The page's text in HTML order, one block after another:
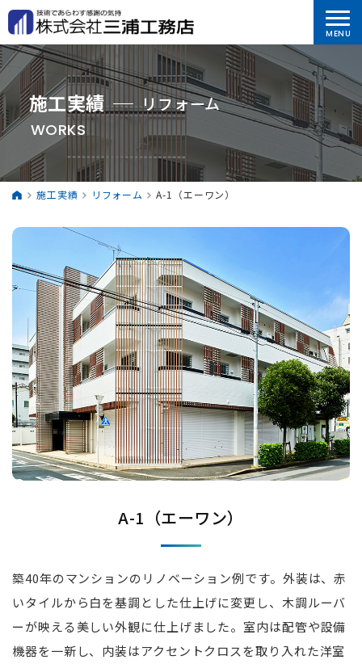
施工実績 リフォーム
WORKS
施工実績 リフォーム A-1（エーワン）
A-1（エーワン）
築40年のマンションのリノベーション例です。外装は、赤
いタイルから白を基調とした仕上げに変更し、木調ルーバ
ーが映える美しい外観に仕上げました。室内は配管や設備
機器を一新し、内装はアクセントクロスを取り入れた洋室